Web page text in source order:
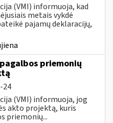
(VMI) informuoja, kad
metais vykdė
pajamų deklaracijų,
priemonių
24
(VMI) informuoja, jog
akto projektą, kuris
priemonių...